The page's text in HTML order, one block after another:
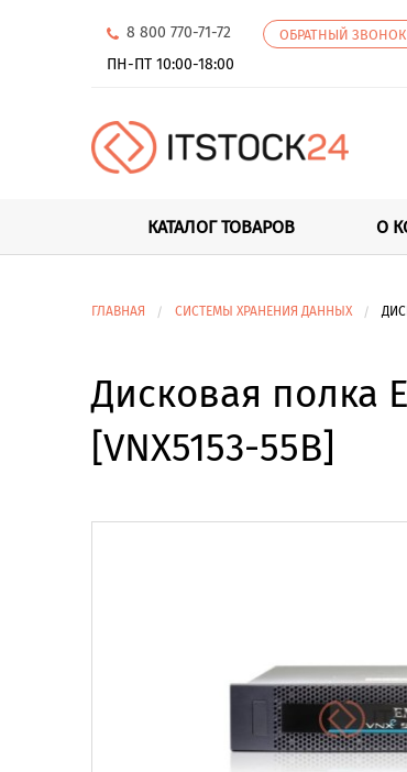
8 800 770-71-72 ОБРАТНЫЙ ЗВОНОК
ПН-ПТ 10:00-18:00
КАТАЛОГ ТОВАРОВ О
ГЛАВНАЯ СИСТЕМЫ ХРАНЕНИЯ ДАННЫХ
Дисковая полка
[VNX5153-55B]